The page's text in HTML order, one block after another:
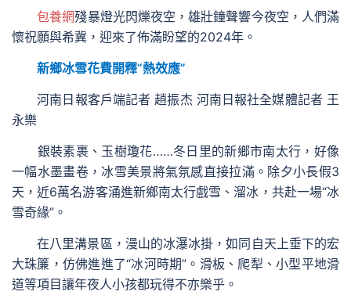
包養網殘暴燈光閃爍夜空，雄壯鐘聲響今夜空，人們滿
懷祝願與希冀，迎來了佈滿盼望的2024年。
新鄉冰雪花費開釋“熱效應”
河南日報客戶端記者 趙振杰 河南日報社全媒體記者 王
永樂
銀裝素裹、玉樹瓊花……冬日里的新鄉市南太行，好像
一幅水墨畫卷，冰雪美景將氣氛感直接拉滿。除夕小長假3
天，近6萬名游客涌進新鄉南太行戲雪、溜冰，共赴一場“冰
雪奇緣”。
在八里溝景區，漫山的冰瀑冰掛，如同自天上垂下的宏
大珠簾，仿佛進進了“冰河時期”。滑板、爬犁、小型平地滑
道等項目讓年夜人小孩都玩得不亦樂乎。